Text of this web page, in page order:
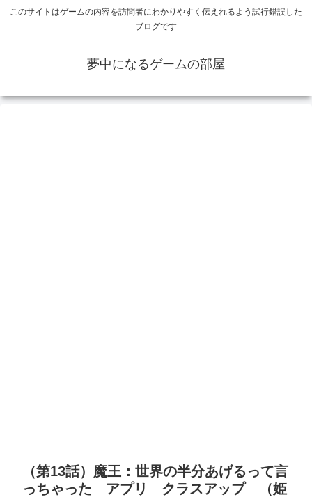
このサイトはゲームの内容を訪問者にわかりやすく伝えれるよう試行錯誤した
ブログです
夢中になるゲームの部屋
（第13話）魔王：世界の半分あげるって言
っちゃった アプリ クラスアップ （姫